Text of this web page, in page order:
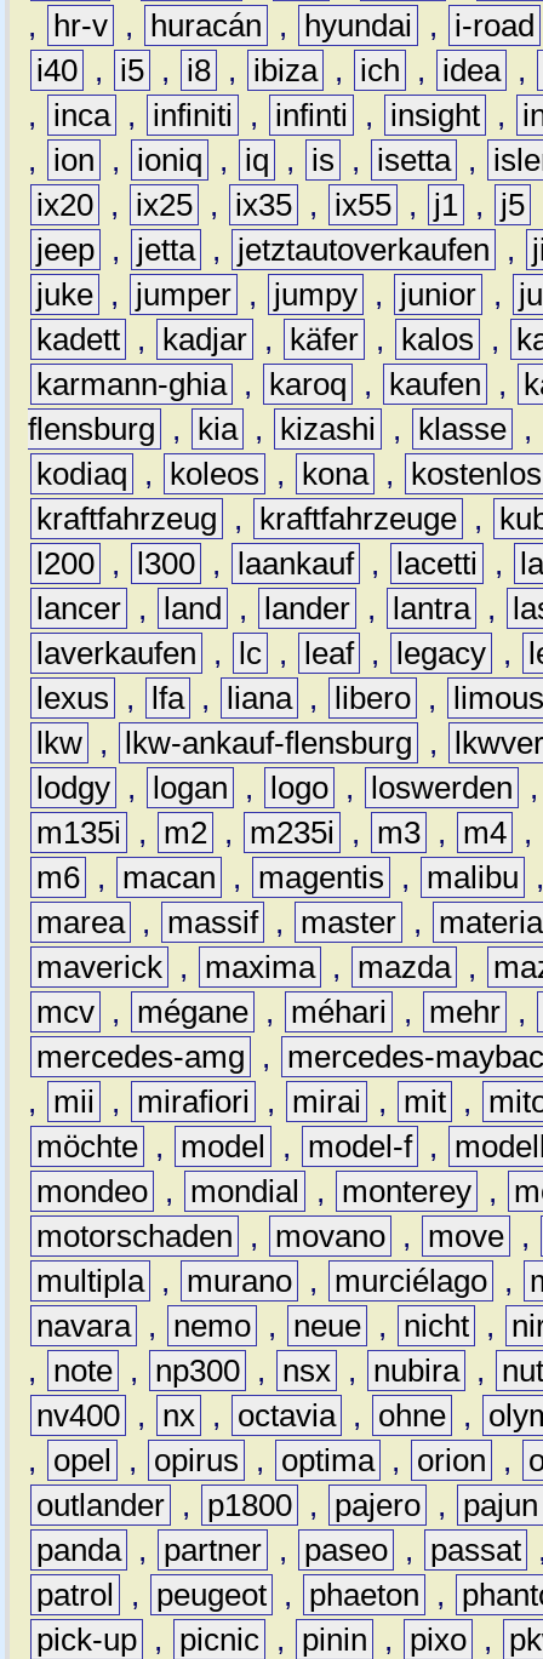
,
hr-v , huracán , hyundai ,
i-road
i40 , i5 , i8 , ibiza , ich , idea ,
,
inca , infiniti , infinti , insight ,
,
ion , ioniq , iq , is , isetta ,
ix20 , ix25 , ix35 , ix55 , j1 , j5
jeep , jetta , jetztautoverkaufen ,
juke , jumper , jumpy , junior ,
kadett , kadjar , käfer , kalos ,
karmann-ghia , karoq , kaufen ,
flensburg
, kia , kizashi , klasse ,
kodiaq
, koleos , kona ,
kostenlos
kraftfahrzeug
, kraftfahrzeuge ,
l200 , l300 , laankauf , lacetti ,
lancer , land , lander , lantra ,
laverkaufen
, lc , leaf , legacy ,
lexus
, lfa , liana , libero ,
lkw , lkw-ankauf-flensburg ,
lodgy , logan , logo , loswerden
m135i
, m2 , m235i , m3 , m4 ,
m6 , macan , magentis , malibu
marea , massif , master ,
materia
maverick , maxima , mazda ,
mcv , mégane , méhari , mehr ,
mercedes-amg
,
mercedes-
,
mii , mirafiori , mirai , mit ,
möchte , model , model-f ,
mondeo , mondial , monterey ,
motorschaden
, movano , move ,
multipla , murano , murciélago ,
navara , nemo , neue , nicht ,
,
note , np300 , nsx , nubira ,
nv400 , nx , octavia , ohne ,
,
opel , opirus , optima , orion ,
outlander , p1800 , pajero ,
pajun
panda , partner , paseo , passat
patrol
, peugeot , phaeton ,
pick-up , picnic , pinin , pixo ,